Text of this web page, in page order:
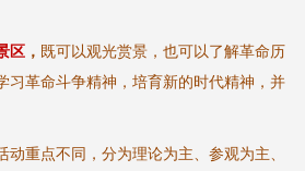
区 ， 既可以观光赏景，也可以了解革命历
习革命斗争精神，培育新的时代精神，并
动重点不同，分为理论为主、参观为主、